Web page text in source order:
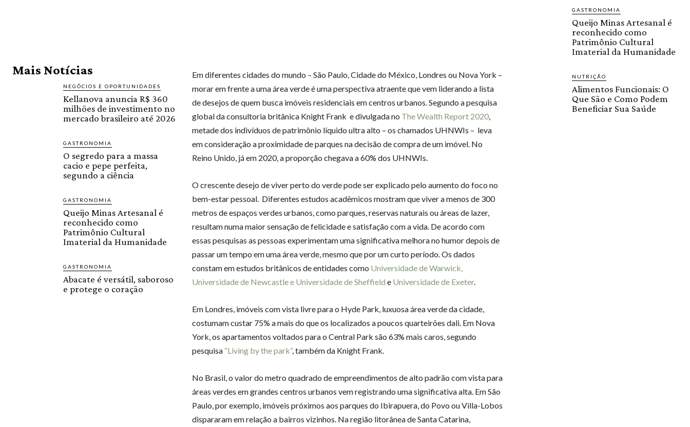
Mais Notícias
NEGÓCIOS E OPORTUNIDADES
Kellanova anuncia R$ 360
milhões de investimento no
mercado brasileiro até 2026
GASTRONOMIA
O segredo para a massa
cacio e pepe perfeita,
segundo a ciência
GASTRONOMIA
Queijo Minas Artesanal é
reconhecido como
Patrimônio Cultural
Imaterial da Humanidade
GASTRONOMIA
Abacate é versátil, saboroso
e protege o coração
Em diferentes cidades do mundo – São Paulo, Cidade do México, Londres ou Nova York –
morar em frente a uma área verde é uma perspectiva atraente que vem liderando a lista
de desejos de quem busca imóveis residenciais em centros urbanos. Segundo a pesquisa
global da consultoria britânica Knight Frank e divulgada no The Wealth Report 2020,
metade dos indivíduos de patrimônio líquido ultra alto – os chamados UHNWIs – leva
em consideração a proximidade de parques na decisão de compra de um imóvel. No
Reino Unido, já em 2020, a proporção chegava a 60% dos UHNWIs.
O crescente desejo de viver perto do verde pode ser explicado pelo aumento do foco no
bem-estar pessoal. Diferentes estudos acadêmicos mostram que viver a menos de 300
metros de espaços verdes urbanos, como parques, reservas naturais ou áreas de lazer,
resultam numa maior sensação de felicidade e satisfação com a vida. De acordo com
essas pesquisas as pessoas experimentam uma significativa melhora no humor depois de
passar um tempo em uma área verde, mesmo que por um curto período. Os dados
constam em estudos britânicos de entidades como Universidade de Warwick,
Universidade de Newcastle e Universidade de Sheffield e Universidade de Exeter.
Em Londres, imóveis com vista livre para o Hyde Park, luxuosa área verde da cidade,
costumam custar 75% a mais do que os localizados a poucos quarteirões dali. Em Nova
York, os apartamentos voltados para o Central Park são 63% mais caros, segundo
pesquisa “Living by the park”, também da Knight Frank.
No Brasil, o valor do metro quadrado de empreendimentos de alto padrão com vista para
áreas verdes em grandes centros urbanos vem registrando uma significativa alta. Em São
Paulo, por exemplo, imóveis próximos aos parques do Ibirapuera, do Povo ou Villa-Lobos
dispararam em relação a bairros vizinhos. Na região litorânea de Santa Catarina,
GASTRONOMIA
Queijo Minas Artesanal é
reconhecido como
Patrimônio Cultural
Imaterial da Humanidade
NUTRIÇÃO
Alimentos Funcionais: O
Que São e Como Podem
Beneficiar Sua Saúde